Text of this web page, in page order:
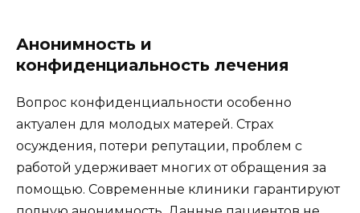
Анонимность и
конфиденциальность лечения
Вопрос конфиденциальности особенно
актуален для молодых матерей. Страх
осуждения, потери репутации, проблем с
работой удерживает многих от обращения за
помощью. Современные клиники гарантируют